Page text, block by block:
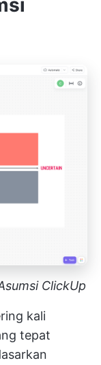
ClickUp
kali
tepat